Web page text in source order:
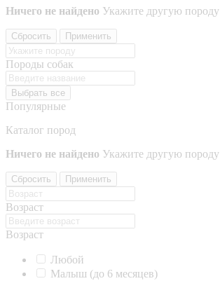
Ничего не найдено Укажите другую породу
Сбросить Применить
Породы собак
Выбрать все
Популярные
Каталог пород
Ничего не найдено Укажите другую породу
Сбросить Применить
Возраст
Возраст
Любой
Малыш (до 6 месяцев)